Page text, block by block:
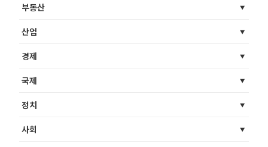
부동산
산업
경제
국제
정치
사회